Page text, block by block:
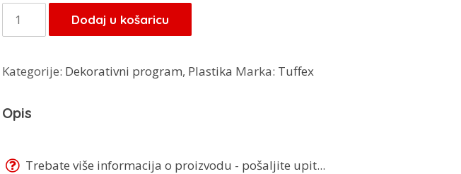
je:
4,00 KM.
3,40 KM.
Košara
za
količina
Dodaj u košaricu
Kategorije: Dekorativni program, Plastika Marka: Tuffex
Opis
Trebate više informacija o proizvodu - pošaljite upit...